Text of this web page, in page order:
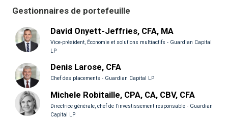
Gestionnaires de portefeuille
David Onyett-Jeffries, CFA, MA
Vice-président, Économie et solutions multiactifs - Guardian Capital
LP
Denis Larose, CFA
Chef des placements - Guardian Capital LP
Michele Robitaille, CPA, CA, CBV, CFA
Directrice générale, chef de l’investissement responsable - Guardian
Capital LP